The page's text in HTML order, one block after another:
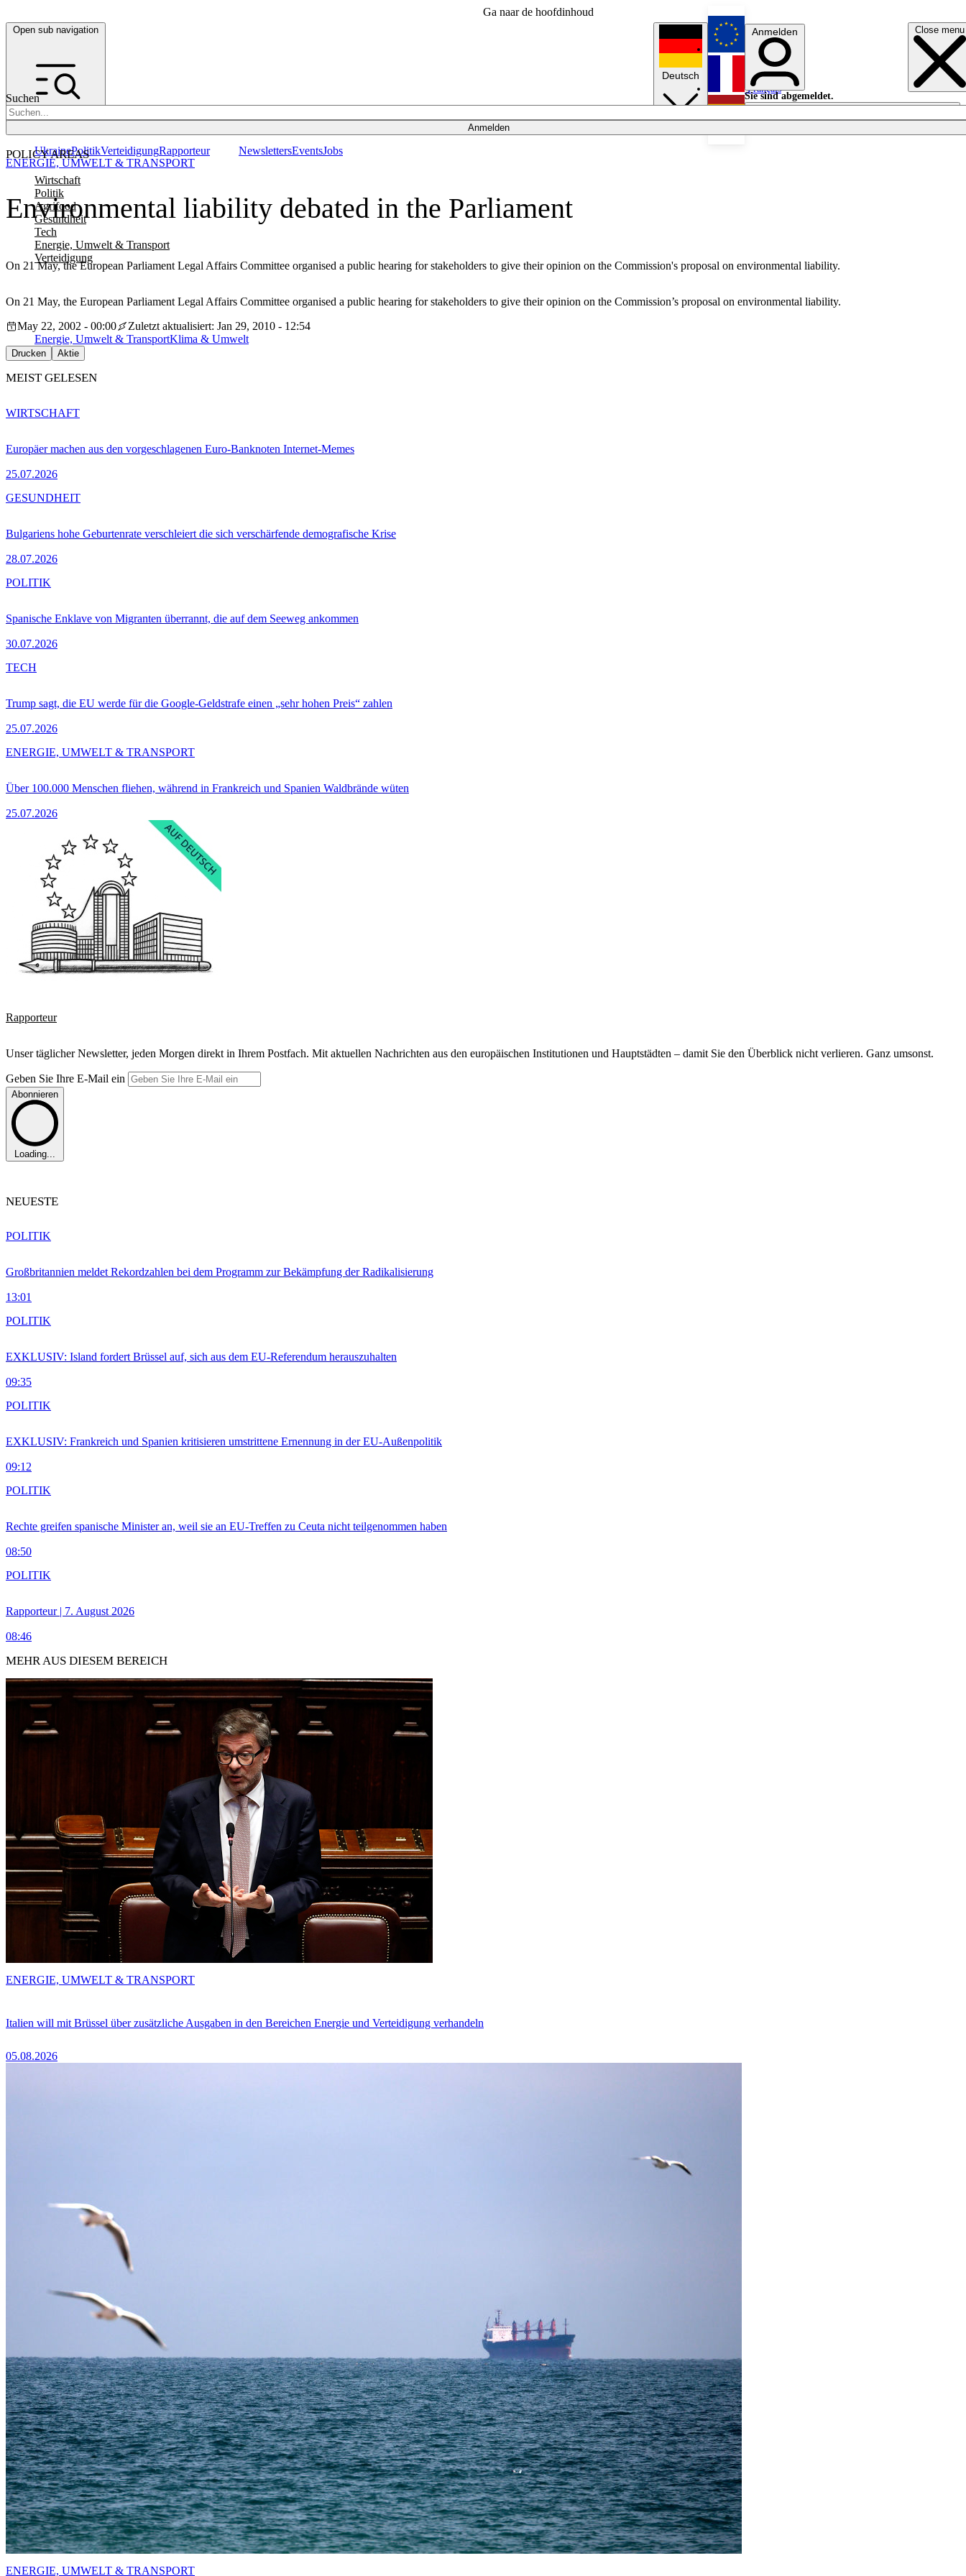
Ga naar de hoofdinhoud
Open sub navigation Close menu
Suchen
Anmelden
POLICY AREAS
Wirtschaft
Politik
Agrifood
Gesundheit
Tech
Energie, Umwelt & Transport
Verteidigung
UkrainePolitikVerteidigungRapporteur NewslettersEventsJobs
Deutsch
English
Français
Anmelden
Sie sind abgemeldet.
Anmelden
Licht aus
Environmental liability debated in the Parliament
On 21 May, the European Parliament Legal Affairs Committee organised a public hearing for stakeholders to give their opinion on the Commission's proposal on environmental liability.
ENERGIE, UMWELT & TRANSPORT
On 21 May, the European Parliament Legal Affairs Committee organised a public hearing for stakeholders to give their opinion on the Commission’s proposal on environmental liability.
May 22, 2002 - 00:00
Zuletzt aktualisiert: Jan 29, 2010 - 12:54
Energie, Umwelt & TransportKlima & Umwelt
Drucken Aktie
MEIST GELESEN
Europäer machen aus den vorgeschlagenen Euro-Banknoten Internet-Memes
25.07.2026
WIRTSCHAFT
Bulgariens hohe Geburtenrate verschleiert die sich verschärfende demografische Krise
28.07.2026
GESUNDHEIT
Spanische Enklave von Migranten überrannt, die auf dem Seeweg ankommen
30.07.2026
POLITIK
Trump sagt, die EU werde für die Google-Geldstrafe einen „sehr hohen Preis“ zahlen
25.07.2026
TECH
Über 100.000 Menschen fliehen, während in Frankreich und Spanien Waldbrände wüten
25.07.2026
ENERGIE, UMWELT & TRANSPORT
Rapporteur
Unser täglicher Newsletter, jeden Morgen direkt in Ihrem Postfach. Mit aktuellen Nachrichten aus den europäischen Institutionen und Hauptstädten – damit Sie den Überblick nicht verlieren. Ganz umsonst.
Geben Sie Ihre E-Mail ein
Abonnieren
Loading...
NEUESTE
Großbritannien meldet Rekordzahlen bei dem Programm zur Bekämpfung der Radikalisierung
13:01
POLITIK
EXKLUSIV: Island fordert Brüssel auf, sich aus dem EU-Referendum herauszuhalten
09:35
POLITIK
EXKLUSIV: Frankreich und Spanien kritisieren umstrittene Ernennung in der EU-Außenpolitik
09:12
POLITIK
Rechte greifen spanische Minister an, weil sie an EU-Treffen zu Ceuta nicht teilgenommen haben
08:50
POLITIK
Rapporteur | 7. August 2026
08:46
POLITIK
MEHR AUS DIESEM BEREICH
Italien will mit Brüssel über zusätzliche Ausgaben in den Bereichen Energie und Verteidigung verhandeln
05.08.2026
ENERGIE, UMWELT & TRANSPORT
ENERGIE, UMWELT & TRANSPORT